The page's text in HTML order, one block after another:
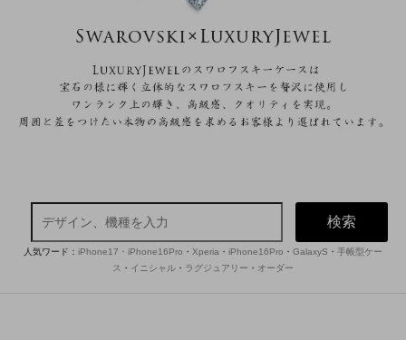
検索
人気ワード： iPhone17・iPhone16Pro ・ Xperia ・ iPhone16Pro ・ GalaxyS ・ 手帳型ケー
ス ・ イニシャル ・ ラグジュアリー ・ オーダー